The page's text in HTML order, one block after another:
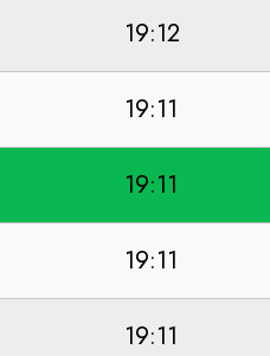
19:12
19:11
19:11
19:11
19:11